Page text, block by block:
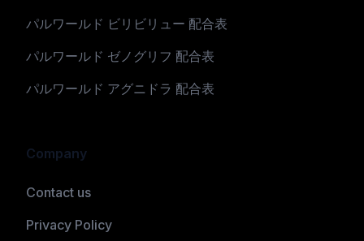
パルワールド ビリビリュー 配合表
パルワールド ゼノグリフ 配合表
パルワールド アグニドラ 配合表
Company
Contact us
Privacy Policy